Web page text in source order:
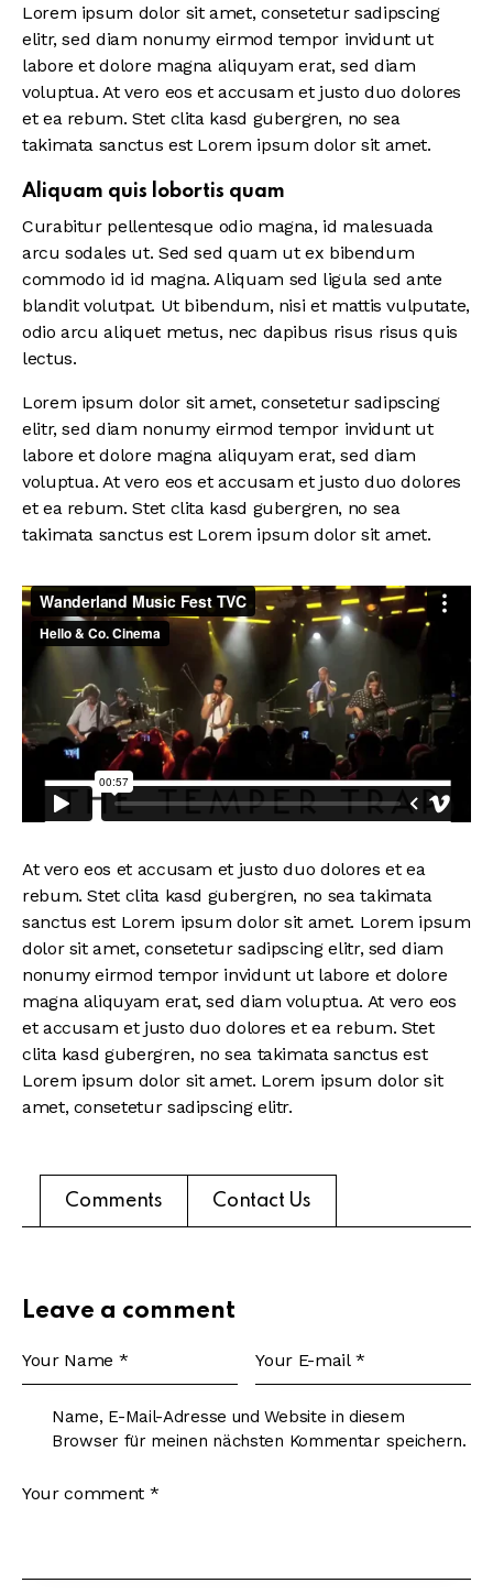
Lorem ipsum dolor sit amet, consetetur sadipscing
elitr, sed diam nonumy eirmod tempor invidunt ut
labore et dolore magna aliquyam erat, sed diam
voluptua. At vero eos et accusam et justo duo dolores
et ea rebum. Stet clita kasd gubergren, no sea
takimata sanctus est Lorem ipsum dolor sit amet.
Aliquam quis lobortis quam
Curabitur pellentesque odio magna, id malesuada
arcu sodales ut. Sed sed quam ut ex bibendum
commodo id id magna. Aliquam sed ligula sed ante
blandit volutpat. Ut bibendum, nisi et mattis vulputate,
odio arcu aliquet metus, nec dapibus risus risus quis
lectus.
Lorem ipsum dolor sit amet, consetetur sadipscing
elitr, sed diam nonumy eirmod tempor invidunt ut
labore et dolore magna aliquyam erat, sed diam
voluptua. At vero eos et accusam et justo duo dolores
et ea rebum. Stet clita kasd gubergren, no sea
takimata sanctus est Lorem ipsum dolor sit amet.
At vero eos et accusam et justo duo dolores et ea
rebum. Stet clita kasd gubergren, no sea takimata
sanctus est Lorem ipsum dolor sit amet. Lorem ipsum
dolor sit amet, consetetur sadipscing elitr, sed diam
nonumy eirmod tempor invidunt ut labore et dolore
magna aliquyam erat, sed diam voluptua. At vero eos
et accusam et justo duo dolores et ea rebum. Stet
clita kasd gubergren, no sea takimata sanctus est
Lorem ipsum dolor sit amet. Lorem ipsum dolor sit
amet, consetetur sadipscing elitr.
Comments Contact Us
Leave a comment
Name, E-Mail-Adresse und Website in diesem
Browser für meinen nächsten Kommentar speichern.